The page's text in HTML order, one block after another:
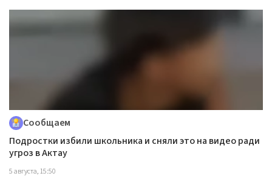
Сообщаем
Подростки избили школьника и сняли это на видео ради
угроз в Актау
5 августа, 15:50